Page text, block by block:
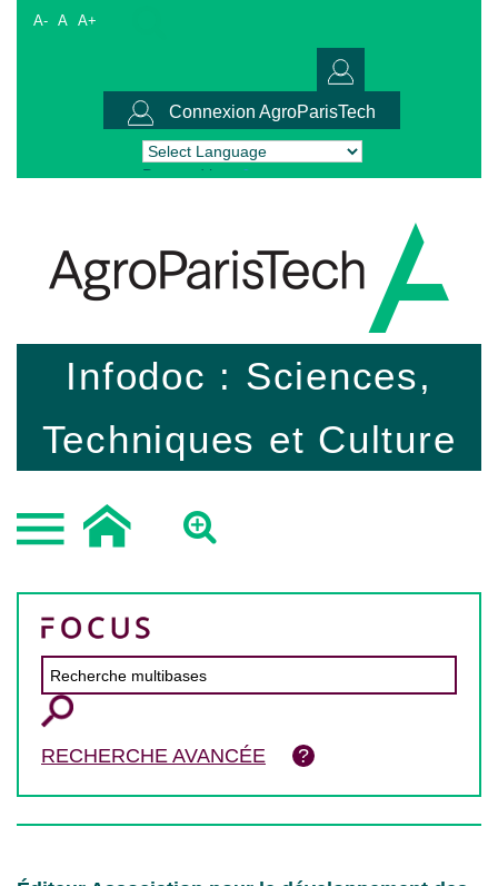
A- A A+
Connexion AgroParisTech
Powered by Translate
Infodoc : Sciences,
Techniques et Culture
RECHERCHE AVANCÉE